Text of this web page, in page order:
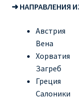
➜ НАПРАВЛЕНИЯ
Австрия
Вена
Хорватия
Загреб
Греция
Салоники